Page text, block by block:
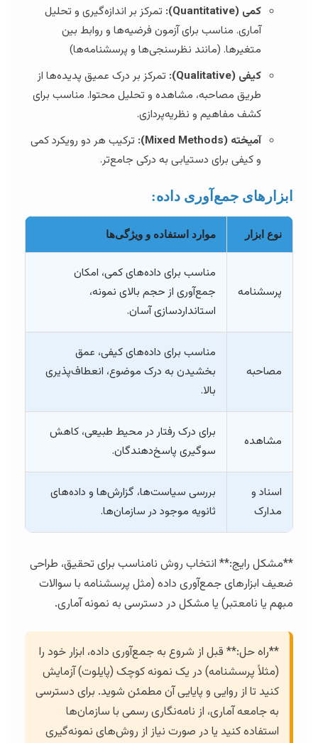
کمی (Quantitative):
تمرکز بر اندازه‌گیری و تحلیل
آماری. مناسب برای آزمون فرضیه‌ها و روابط بین
متغیرها. (مانند نظرسنجی‌ها و پرسشنامه‌ها)
کیفی (Qualitative):
تمرکز بر درک عمیق پدیده‌ها از
طریق مصاحبه، مشاهده و تحلیل محتوا. مناسب برای
کشف مفاهیم و نظریه‌پردازی.
آمیخته (Mixed Methods):
ترکیب هر دو رویکرد کمی
و کیفی برای دستیابی به درکی جامع‌تر.
ابزارهای جمع‌آوری داده:
نوع ابزار موارد استفاده و ویژگی‌ها
پرسشنامه
مناسب برای داده‌های کمی، امکان
جمع‌آوری از حجم بالای نمونه،
استانداردسازی آسان.
مصاحبه
مناسب برای داده‌های کیفی، عمق
بخشیدن به درک موضوع، انعطاف‌پذیری
بالا.
مشاهده
برای درک رفتار در محیط طبیعی، کاهش
سوگیری پاسخ‌دهندگان.
اسناد و
مدارک
بررسی سیاست‌ها، گزارش‌ها و داده‌های
ثانویه موجود در سازمان‌ها.
**مشکل رایج:** انتخاب روش نامناسب برای تحقیق، طراحی
ضعیف ابزارهای جمع‌آوری داده (مثل پرسشنامه با سوالات
مبهم یا نامعتبر) یا مشکل در دسترسی به نمونه آماری.
**راه حل:** قبل از شروع به جمع‌آوری داده، ابزار خود را
(مثلاً پرسشنامه) در یک نمونه کوچک (پایلوت) آزمایش
کنید تا از روایی و پایایی آن مطمئن شوید. برای دسترسی
به جامعه آماری، از نامه‌نگاری رسمی با سازمان‌ها
استفاده کنید یا در صورت نیاز از روش‌های نمونه‌گیری